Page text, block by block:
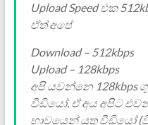
Upload Speed එක
ඒත් අපේ
Download – 512kbps
Upload – 128kbps
අපි යවන්නෙ 128kbps
වීඩියෝ. ඒ අය අපිට
භාවයෙන් යුතු වීඩියෝ